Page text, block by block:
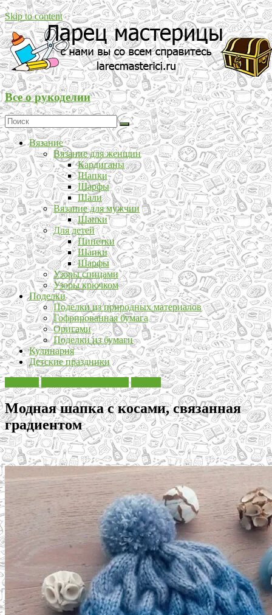
Skip to content
Все о рукоделии
Вязание
Вязание для женщин
Кардиганы
Шапки
Шарфы
Шали
Вязание для мужчин
Шапки
Для детей
Пинетки
Шапки
Шарфы
Узоры спицами
Узоры крючком
Поделки
Поделки из природных материалов
Гофрированная бумага
Оригами
Поделки из бумаги
Кулинария
Детские праздники
Модная шапка с косами, связанная
градиентом